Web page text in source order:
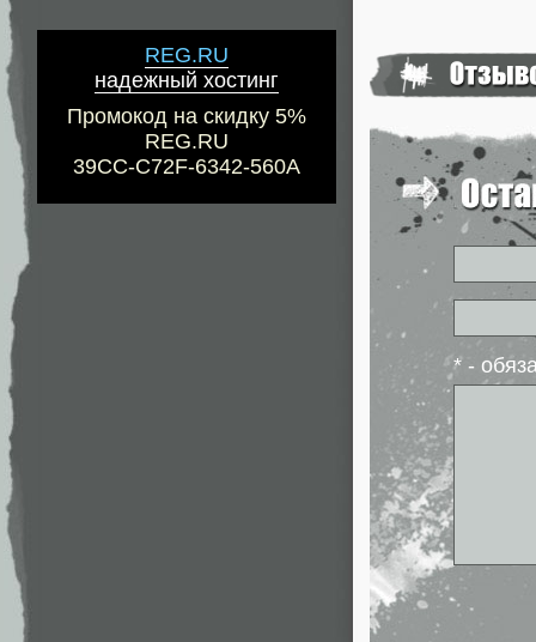
REG.RU
надежный хостинг
Промокод на скидку 5%
REG.RU
39CC-C72F-6342-560A
* -